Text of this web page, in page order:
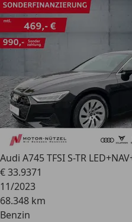
Audi A745 TFSI S-TR
€ 33.9371
11/2023
68.348 km
Benzin